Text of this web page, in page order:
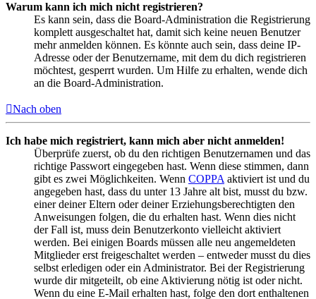
Warum kann ich mich nicht registrieren?
Es kann sein, dass die Board-Administration die Registrierung
komplett ausgeschaltet hat, damit sich keine neuen Benutzer
mehr anmelden können. Es könnte auch sein, dass deine IP-
Adresse oder der Benutzername, mit dem du dich registrieren
möchtest, gesperrt wurden. Um Hilfe zu erhalten, wende dich
an die Board-Administration.
Nach oben
Ich habe mich registriert, kann mich aber nicht anmelden!
Überprüfe zuerst, ob du den richtigen Benutzernamen und das
richtige Passwort eingegeben hast. Wenn diese stimmen, dann
gibt es zwei Möglichkeiten. Wenn COPPA aktiviert ist und du
angegeben hast, dass du unter 13 Jahre alt bist, musst du bzw.
einer deiner Eltern oder deiner Erziehungsberechtigten den
Anweisungen folgen, die du erhalten hast. Wenn dies nicht
der Fall ist, muss dein Benutzerkonto vielleicht aktiviert
werden. Bei einigen Boards müssen alle neu angemeldeten
Mitglieder erst freigeschaltet werden – entweder musst du dies
selbst erledigen oder ein Administrator. Bei der Registrierung
wurde dir mitgeteilt, ob eine Aktivierung nötig ist oder nicht.
Wenn du eine E-Mail erhalten hast, folge den dort enthaltenen